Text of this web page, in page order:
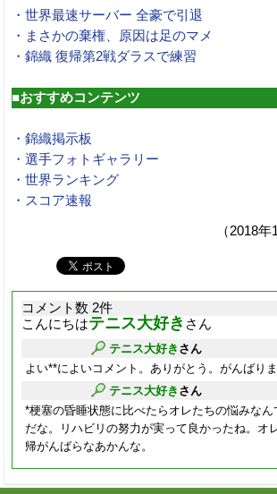
・世界最速サーバー 全豪で引退
・まさかの棄権、原因は足のマメ
・錦織 復帰第2戦ダラスで練習
■おすすめコンテンツ
・錦織掲示板
・選手フォトギャラリー
・世界ランキング
・スコア速報
（2018
コメント数 2件
こんにちはテニス大好き さん
テニス大好き さん
よい**によいコメント。ありがとう。がんばりま
テニス大好き さん
*梗塞の昏睡状態に比べたらオレたちの悩みなん
だな。リハビリの努力が実って良かったね。オ
帰がんばらなあかんな。